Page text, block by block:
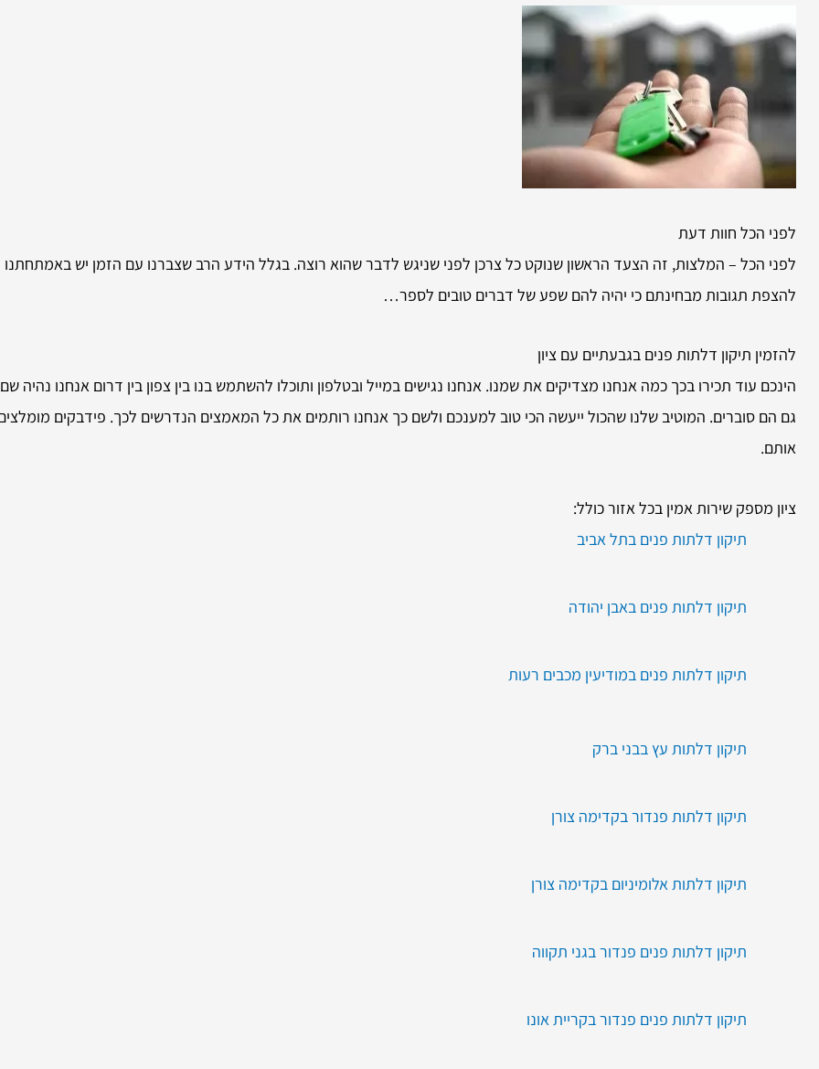
לפני הכל חוות דעת
לפני הכל – המלצות, זה הצעד הראשון שנוקט כל צרכן לפני שניגש לדבר שהוא רוצה. בגלל הידע הרב שצברנו עם הזמן יש
להצפת תגובות מבחינתם כי יהיה להם שפע של דברים טובים לספר…
להזמין תיקון דלתות פנים בגבעתיים עם ציון
הינכם עוד תכירו בכך כמה אנחנו מצדיקים את שמנו. אנחנו נגישים במייל ובטלפון ותוכלו להשתמש בנו בין צפון בין דרום אנחנו
גם הם סוברים. המוטיב שלנו שהכול ייעשה הכי טוב למענכם ולשם כך אנחנו רותמים את כל המאמצים הנדרשים לכך. פידבקים מומלצים
אותם.
ציון מספק שירות אמין בכל אזור כולל:
תיקון דלתות פנים בתל אביב
תיקון דלתות פנים באבן יהודה
תיקון דלתות פנים במודיעין מכבים רעות
תיקון דלתות עץ בבני ברק
תיקון דלתות פנדור בקדימה צורן
תיקון דלתות אלומיניום בקדימה צורן
תיקון דלתות פנים פנדור בגני תקווה
תיקון דלתות פנים פנדור בקריית אונו